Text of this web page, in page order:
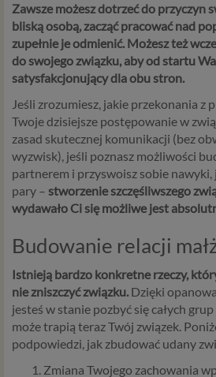
Zawsze możesz dotrzeć do przyczyn
bliską osobą, zacząć pracować nad
zupełnie je odmienić. Możesz też
do swojego związku, aby od startu
satysfakcjonujący dla obu stron.
Jeśli zrozumiesz, jakie przekonania z
Twoje dzisiejsze postępowanie w
zasad skutecznej komunikacji (bez
wyzwisk), jeśli poznasz możliwości
partnerem i przyswoisz sobie nawyki,
pary – stworzenie szczęśliwszego
wydawało Ci się możliwe jest
Budowanie relacji
Istnieją bardzo konkretne rzeczy,
nie zniszczyć związku. Dzięki
jesteś w stanie pozbyć się całych
może trapią teraz Twój związek.
podpowiedzi, jak zbudować udany
Zmiana Twojego zachowania